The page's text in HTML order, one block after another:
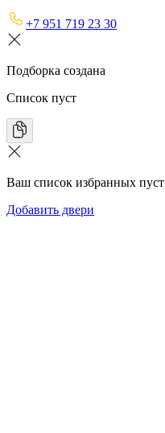
+7 951 719 23 30
Подборка создана
Список пуст
Ваш список избранных пуст
Добавить двери